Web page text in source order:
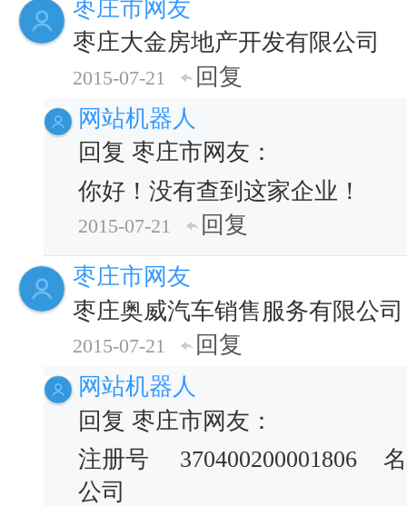
枣庄市网友
枣庄大金房地产开发有限公司
2015-07-21
回复
网站机器人
回复 枣庄市网友：
你好！没有查到这家企业！
2015-07-21
回复
枣庄市网友
枣庄奥威汽车销售服务有限公司
2015-07-21
回复
网站机器人
回复 枣庄市网友：
注册号
370400200001806
公司